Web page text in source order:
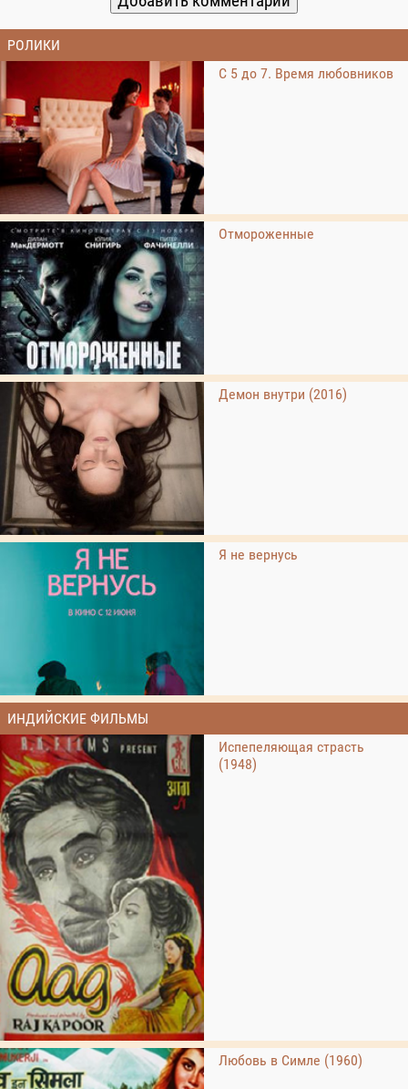
РОЛИКИ
С 5 до 7. Время любовников
Отмороженные
Демон внутри (2016)
Я не вернусь
ИНДИЙСКИЕ ФИЛЬМЫ
Испепеляющая страсть
(1948)
Любовь в Симле (1960)